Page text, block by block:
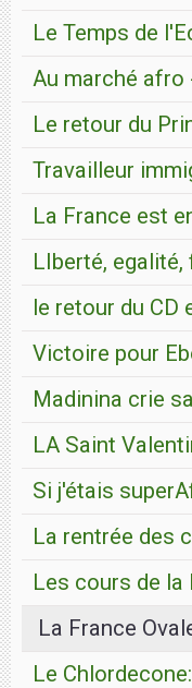
Le Temps de
Au marché afro
Le retour du
Travailleur
La France est
LIberté,
le retour du CD
Victoire pour
Madinina crie
LA Saint
Si j'étais
La rentrée des
Les cours de la
La France
Le